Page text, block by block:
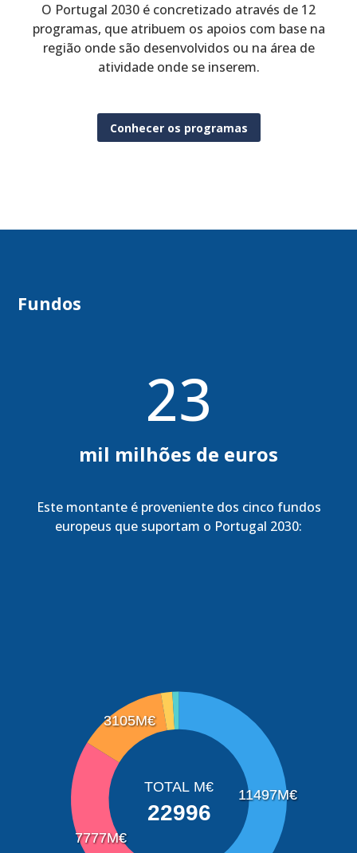
O Portugal 2030 é concretizado através de 12
programas, que atribuem os apoios com base na
região onde são desenvolvidos ou na área de
atividade onde se inserem.
Conhecer os programas
Fundos
23
mil milhões de euros
Este montante é proveniente dos cinco fundos
europeus que suportam o Portugal 2030:
11497M€
7777M€
3105M€
TOTAL M€
22996